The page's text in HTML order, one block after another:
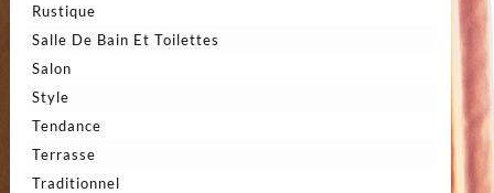
Rustique
Salle De Bain Et Toilettes
Salon
Style
Tendance
Terrasse
Traditionnel